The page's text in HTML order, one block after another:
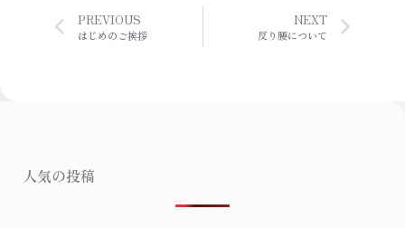
PREVIOUS
はじめのご挨拶
NEXT
反り腰について
人気の投稿